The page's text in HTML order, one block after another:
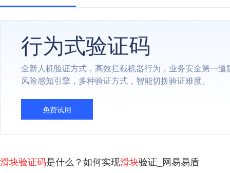
行为式验证码
全新人机验证方式，高效拦截机器行为，业务安全第一道
风险感知引擎，多种验证方式，智能切换验证难度。
免费试用
滑块验证码是什么？如何实现滑块验证_网易易盾